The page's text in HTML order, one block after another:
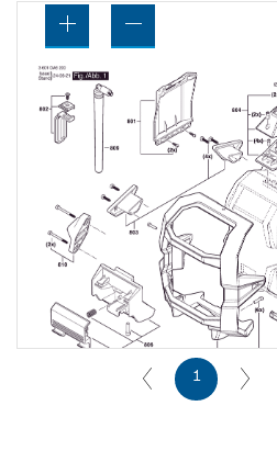
1